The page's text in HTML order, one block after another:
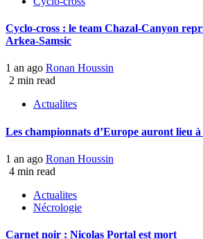
Cyclo-cross : le team Chazal-Canyon
Arkea-Samsic
1 an ago Ronan Houssin
2 min read
Actualites
Les championnats d’Europe auront lieu
1 an ago Ronan Houssin
4 min read
Actualites
Nécrologie
Carnet noir : Nicolas Portal est mort